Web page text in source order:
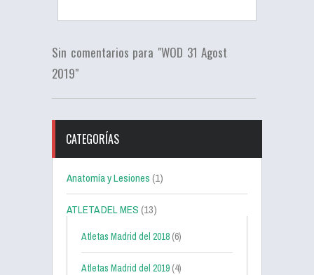
Sin comentarios para "WOD 31 Agost
2019"
CATEGORÍAS
Anatomía y Lesiones(1)
ATLETA DEL MES(13)
Atletas Madrid del 2018 (6)
Atletas Madrid del 2019 (4)